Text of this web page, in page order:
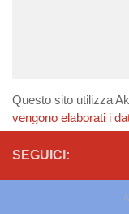
Questo sito utilizza
vengono elaborati i
SEGUICI: